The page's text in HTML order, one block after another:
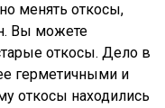
менять откосы,
Вы можете
откосы. Дело в
герметичными и
откосы находились